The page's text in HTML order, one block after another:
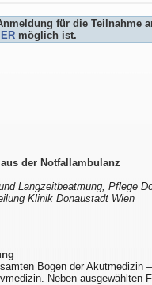
für die Teilnahme
möglich ist.
der Notfallambulanz
Langzeitbeatmung, Pflege
Klinik Donaustadt Wien
Bogen der Akutmedizin
Neben ausgewählten